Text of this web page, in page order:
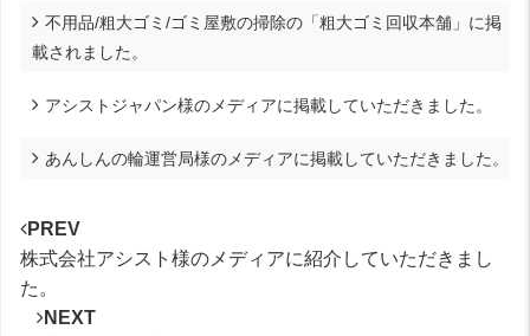
不用品/粗大ゴミ/ゴミ屋敷の掃除の「粗大ゴミ回収本舗」に掲
載されました。
アシストジャパン様のメディアに掲載していただきました。
あんしんの輪運営局様のメディアに掲載していただきました。
PREV
株式会社アシスト様のメディアに紹介していただきまし
た。
NEXT